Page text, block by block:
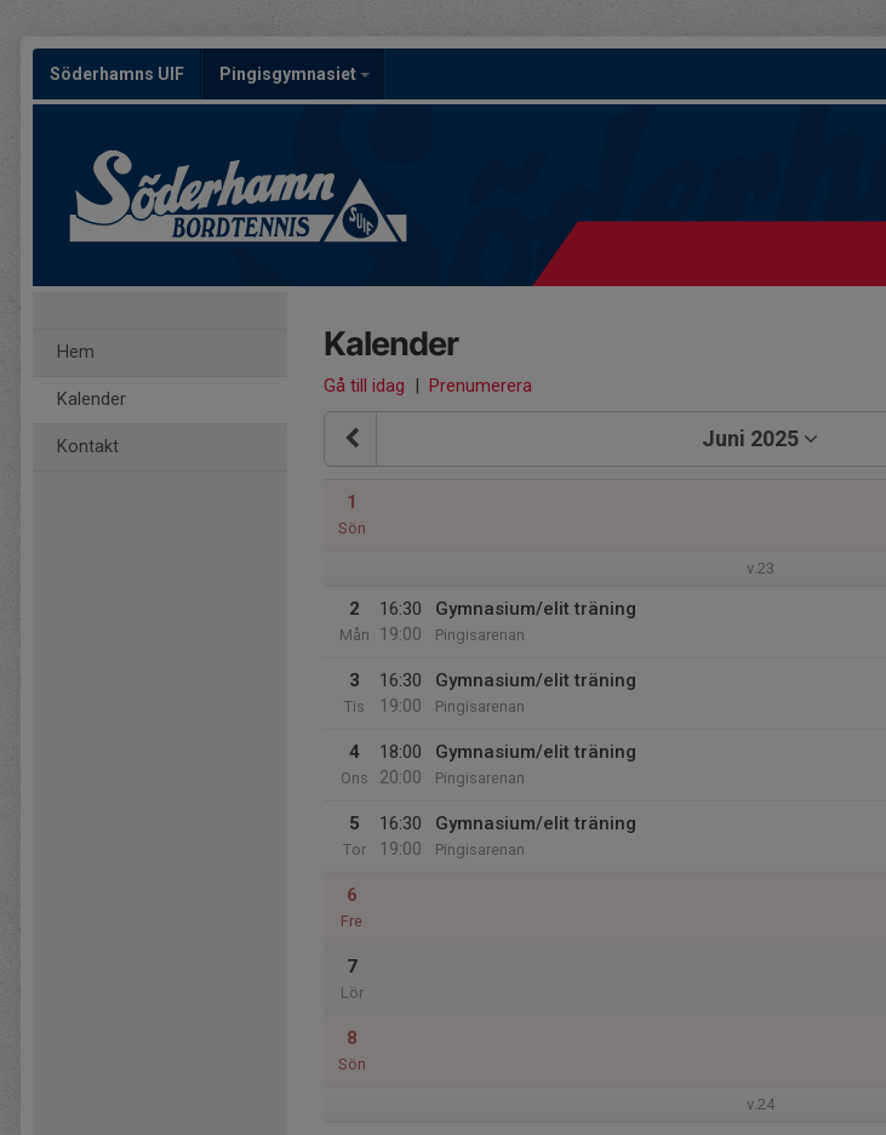
Söderhamns UIF Pingisgymnasiet
Hem
Kalender
Kontakt
Kalender
Gå till idag | Prenumerera
Juni 2025
1
Sön
v.23
2
Mån
16:30
19:00
Gymnasium/elit träning
Pingisarenan
3
Tis
16:30
19:00
Gymnasium/elit träning
Pingisarenan
4
Ons
18:00
20:00
Gymnasium/elit träning
Pingisarenan
5
Tor
16:30
19:00
Gymnasium/elit träning
Pingisarenan
6
Fre
7
Lör
8
Sön
v.24